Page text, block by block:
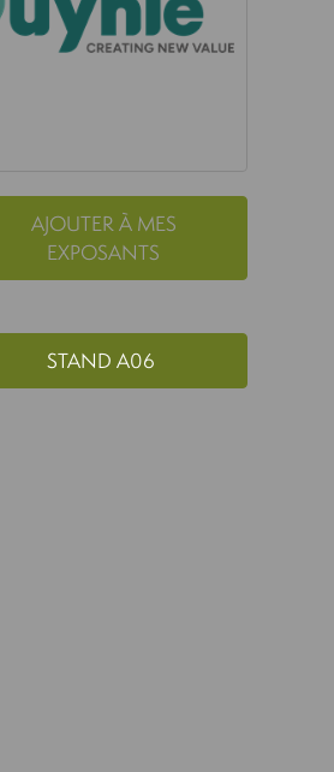
AJOUTER À MES
EXPOSANTS
STAND A06